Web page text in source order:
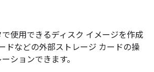
使用できるディスク イメージを作成
ドなどの外部ストレージ カードの操
ションできます。